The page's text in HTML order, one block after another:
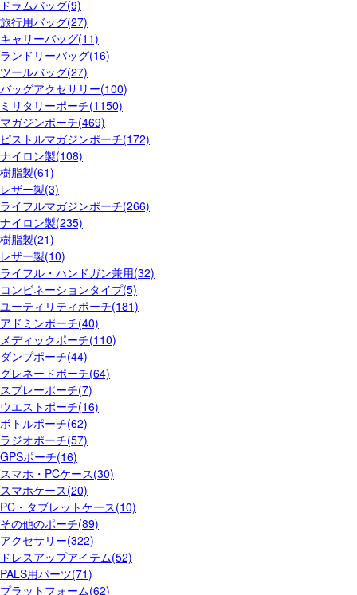
ドラムバッグ(9)
旅行用バッグ(27)
キャリーバッグ(11)
ランドリーバッグ(16)
ツールバッグ(27)
バッグアクセサリー(100)
ミリタリーポーチ(1150)
マガジンポーチ(469)
ピストルマガジンポーチ(172)
ナイロン製(108)
樹脂製(61)
レザー製(3)
ライフルマガジンポーチ(266)
ナイロン製(235)
樹脂製(21)
レザー製(10)
ライフル・ハンドガン兼用(32)
コンビネーションタイプ(5)
ユーティリティポーチ(181)
アドミンポーチ(40)
メディックポーチ(110)
ダンプポーチ(44)
グレネードポーチ(64)
スプレーポーチ(7)
ウエストポーチ(16)
ボトルポーチ(62)
ラジオポーチ(57)
GPSポーチ(16)
スマホ・PCケース(30)
スマホケース(20)
PC・タブレットケース(10)
その他のポーチ(89)
アクセサリー(322)
ドレスアップアイテム(52)
PALS用パーツ(71)
プラットフォーム(62)